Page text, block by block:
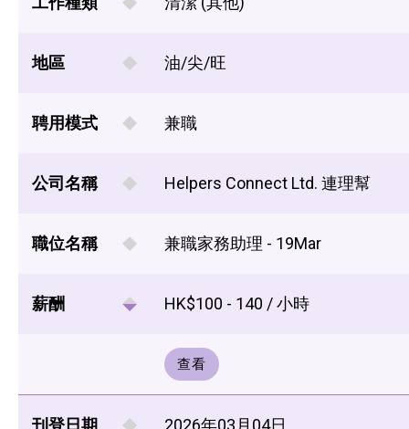
地區 油/尖/旺
聘用模式 兼職
公司名稱 Helpers Connect Ltd. 連理幫
職位名稱 兼職家務助理 - 19Mar
薪酬 HK$100 - 140 / 小時
查看
刊登日期 2026年03月04日